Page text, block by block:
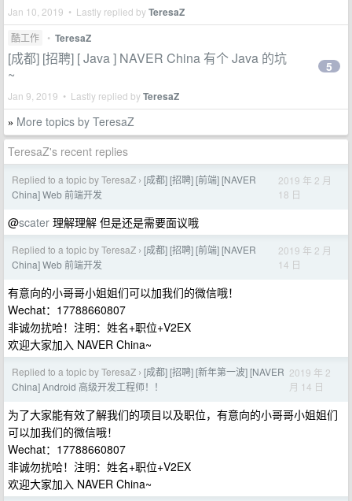
Jan 10, 2019 • Lastly replied byTeresaZ
酷工作 • TeresaZ
[成都] [招聘] [ Java ] NAVER China 有个 Java 的坑
~
Jan 9, 2019 • Lastly replied byTeresaZ
5
» More topics by TeresaZ
TeresaZ's recent replies
Replied to a topic by TeresaZ › [成都] [招聘] [前端] [NAVER
China] Web 前端开发
2019 年 2 月
18 日
@scater 理解理解 但是还是需要面议哦
Replied to a topic by TeresaZ › [成都] [招聘] [前端] [NAVER
China] Web 前端开发
2019 年 2 月
14 日
有意向的小哥哥小姐姐们可以加我们的微信哦！
Wechat：17788660807
非诚勿扰哈！注明：姓名+职位+V2EX
欢迎大家加入 NAVER China~
Replied to a topic by TeresaZ › [成都] [招聘] [新年第一波] [NAVER
China] Android 高级开发工程师！！
2019 年 2
月 14 日
为了大家能有效了解我们的项目以及职位，有意向的小哥哥小姐姐们
可以加我们的微信哦！
Wechat：17788660807
非诚勿扰哈！注明：姓名+职位+V2EX
欢迎大家加入 NAVER China~